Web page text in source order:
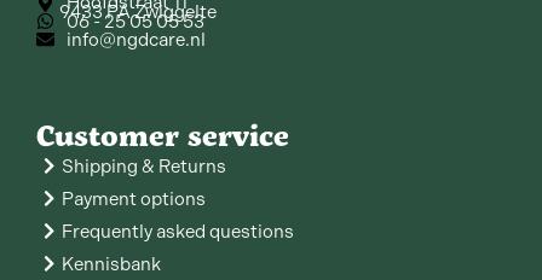
9433 PA Zwiggelte
06 - 25 05 05 53
info@ngdcare.nl
Customer service
Shipping & Returns
Payment options
Frequently asked questions
Kennisbank